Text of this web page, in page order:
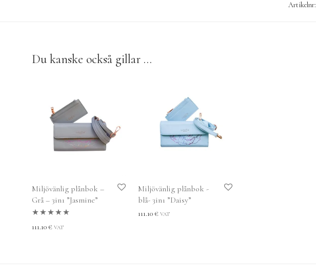
Artikelnr:
Du kanske också gillar …
Miljövänlig plånbok –
Grå – 3in1 ”Jasmine”
Betygsatt5.00
111.10€ VAT
Miljövänlig plånbok -
blå- 3in1 ”Daisy”
111.10€ VAT